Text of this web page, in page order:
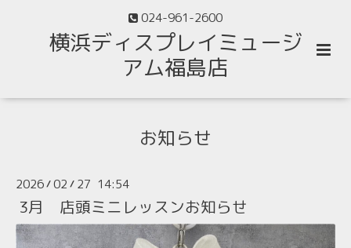
024-961-2600
横浜ディスプレイミュージ
アム福島店
お知らせ
2026/02 / 27 14:54
3月 店頭ミニレッスンお知らせ